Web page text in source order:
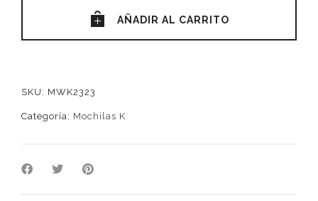
AÑADIR AL CARRITO
SKU: MWK2323
Categoría: Mochilas K